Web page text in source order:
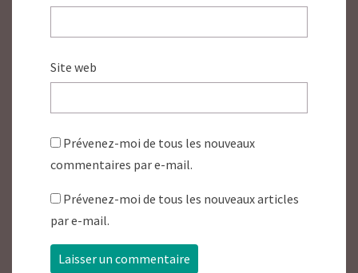
Site web
Prévenez-moi de tous les nouveaux
commentaires par e-mail.
Prévenez-moi de tous les nouveaux articles
par e-mail.